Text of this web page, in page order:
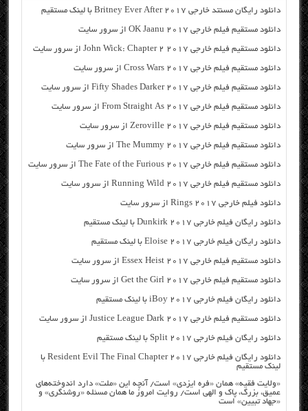
دانلود رایگان مسنتد خارجی Britney Ever After 2017 با لینک مستقیم
دانلود مستقیم فیلم خارجی OK Jaanu 2017 از سرور سایت
دانلود مستقیم فیلم خارجی John Wick: Chapter 2 2017 از سرور سایت
دانلود مستقیم فیلم خارجی Cross Wars 2017 از سرور سایت
دانلود مستقیم فیلم خارجی Fifty Shades Darker 2017 از سرور سایت
دانلود مستقیم فیلم خارجی From Straight As 2017 از سرور سایت
دانلود مستقیم فیلم خارجی Zeroville 2017 از سرور سایت
دانلود مستقیم فیلم خارجی The Mummy 2017 از سرور سایت
دانلود مستقیم فیلم خارجی The Fate of the Furious 2017 از سرور سایت
دانلود مستقیم فیلم خارجی Running Wild 2017 از سرور سایت
دانلود فیلم خارجی Rings 2017 از سرور سایت
دانلود رایگان فیلم خارجی Dunkirk 2017 با لینک مستقیم
دانلود رایگان فیلم خارجی Eloise 2017 با لینک مستقیم
دانلود مستقیم فیلم خارجی Essex Heist 2017 از سرور سایت
دانلود مستقیم فیلم خارجی Get the Girl 2017 از سرور سایت
دانلود رایگان فیلم خارجی iBoy 2017 با لینک مستقیم
دانلود مستقیم فیلم خارجی Justice League Dark 2017 از سرور سایت
دانلود رایگان فیلم خارجی Split 2017 با لینک مستقیم
دانلود رایگان فیلم خارجی Resident Evil The Final Chapter 2017 با
لینک مستقیم
«ولایت فقیه» همان «فره ایزدی» است/ آنچه این «ملت» دارد اندوخته‌های
عمیق، بزرگ، پاک و الهی است/ روایت امروز ما همان مسئله «روشنگری» و
«جهاد تبیین» است